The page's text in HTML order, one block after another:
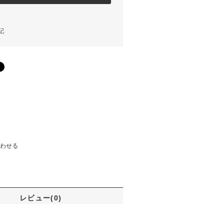
せる
レビュー(0)